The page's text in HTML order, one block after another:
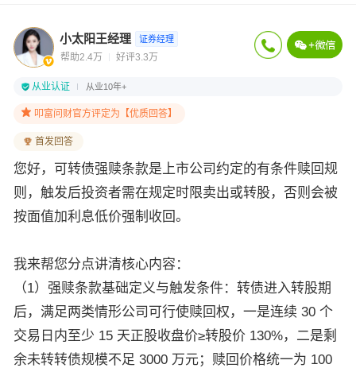
小太阳王经理 证券经理
帮助2.4万 好评3.3万
从业认证 从业10年+
叩富问财官方评定为【优质回答】
首发回答
您好，可转债强赎条款是上市公司约定的有条件赎回规
则，触发后投资者需在规定时限卖出或转股，否则会被
按面值加利息低价强制收回。
我来帮您分点讲清核心内容：
（1）强赎条款基础定义与触发条件：转债进入转股期
后，满足两类情形公司可行使赎回权，一是连续 30 个
交易日内至少 15 天正股收盘价≥转股价 130%，二是剩
余未转转债规模不足 3000 万元；赎回价格统一为 100